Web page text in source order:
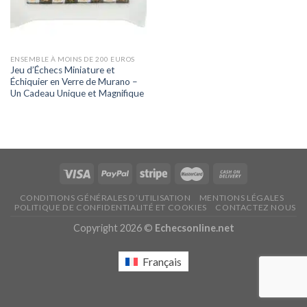
ENSEMBLE À MOINS DE 200 EUROS
Jeu d’Échecs Miniature et
Échiquier en Verre de Murano –
Un Cadeau Unique et Magnifique
CONDITIONS GÉNÉRALES D’UTILISATION
MENTIONS LÉGALES
POLITIQUE DE CONFIDENTIALITÉ ET COOKIES
CONTACTEZ NOUS
Copyright 2026 © Echecsonline.net
Français